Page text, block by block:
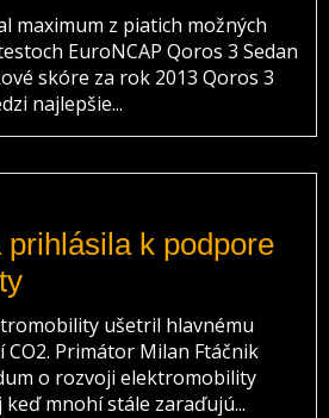
maximum z piatich možných
EuroNCAP Qoros 3 Sedan
skóre za rok 2013 Qoros 3
najlepšie...
prihlásila k podpore
ušetril hlavnému
CO2. Primátor Milan Ftáčnik
o rozvoji elektromobility
keď mnohí stále zaraďujú...